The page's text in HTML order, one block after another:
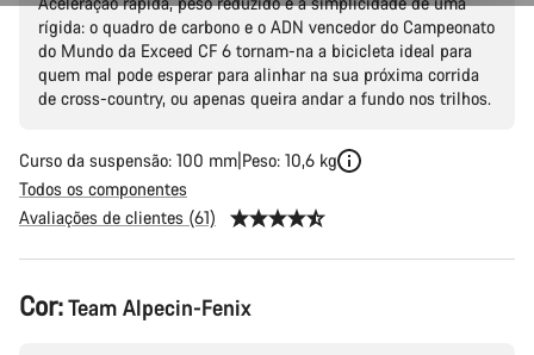
rígida: o quadro de carbono e o ADN vencedor do Campeonato
do Mundo da Exceed CF 6 tornam-na a bicicleta ideal para
quem mal pode esperar para alinhar na sua próxima corrida
de cross-country, ou apenas queira andar a fundo nos trilhos.
Curso da suspensão: 100 mm Peso: 10,6 kg
Todos os componentes
Avaliações de clientes (61)
Configuração
do
Cor:Team Alpecin-Fenix